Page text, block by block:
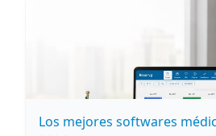
Los mejores softwares